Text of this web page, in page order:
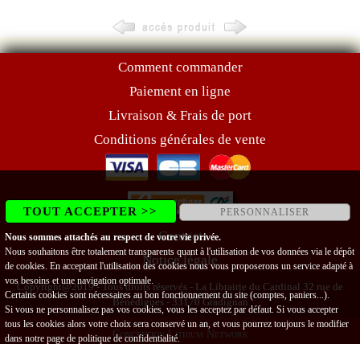
Comment commander
Paiement en ligne
Livraison & Frais de port
Conditions générales de vente
Contact
Notice légale
Copyright@2019 - Tous droits réservés - La Librairie du Cardinal 32 rue de
Bénédigues - 33170 Gradignan
Conception Lithium Network
TOUT ACCEPTER >> PERSONNALISER
Nous sommes attachés au respect de votre vie privée.
Nous souhaitons être totalement transparents quant à l'utilisation de vos données via le dépôt
de cookies. En acceptant l'utilisation des cookies nous vous proposerons un service adapté à
vos besoins et une navigation optimale.
Certains cookies sont nécessaires au bon fonctionnement du site (comptes, paniers...).
Si vous ne personnalisez pas vos cookies, vous les acceptez par défaut. Si vous accepter
tous les cookies alors votre choix sera conservé un an, et vous pourrez toujours le modifier
dans notre page de politique de confidentialité.